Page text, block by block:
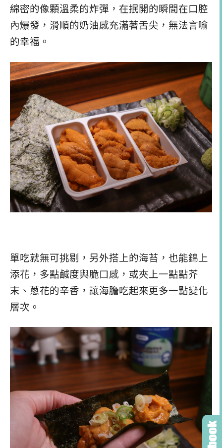
綿密的像顆溫柔的炸彈，在抿開的瞬間在口腔
內爆發，滑順的奶油感充滿著舌尖，無法言喻
的幸福。
單吃就無可挑剔，另外搭上的海苔，也能錦上
添花，多點鹹度與脆口感，或夾上一點點芥
末、蔥花的辛香，讓海膽吃起來更多一點變化
層次。